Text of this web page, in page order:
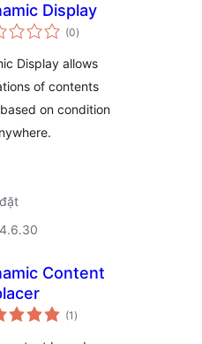
Display
(0tổng
đánh
)
Display allows
of contents
on condition
Content
(1 tổng
đánh
)